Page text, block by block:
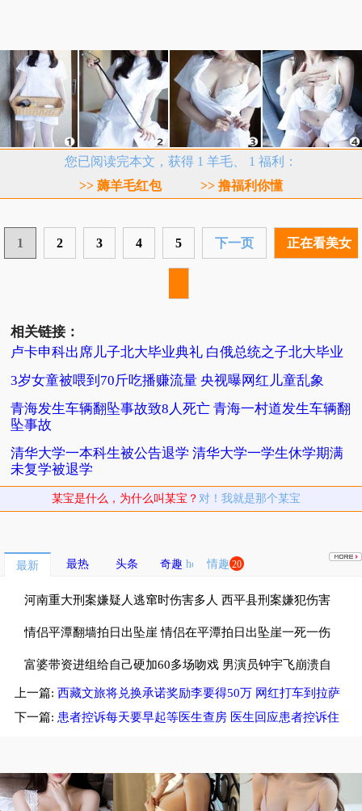
您已阅读完本文，获得 1 羊毛、 1 福利：
>> 薅羊毛红包
>> 撸福利你懂
1 2 3 4 5 下一页 正在看美女
相关链接：
卢卡申科出席儿子北大毕业典礼 白俄总统之子北大毕业
3岁女童被喂到70斤吃播赚流量 央视曝网红儿童乱象
青海发生车辆翻坠事故致8人死亡 青海一村道发生车辆翻
坠事故
清华大学一本科生被公告退学 清华大学一学生休学期满
未复学被退学
某宝是什么，为什么叫某宝？ 对！我就是那个某宝
最新 最热 头条 奇趣 情趣 20
河南重大刑案嫌疑人逃窜时伤害多人 西平县刑案嫌犯伤害
多名无辜群众
情侣平潭翻墙拍日出坠崖 情侣在平潭拍日出坠崖一死一伤
富婆带资进组给自己硬加60多场吻戏 男演员钟宇飞崩溃自
曝遇富婆加吻戏
上一篇: 西藏文旅将兑换承诺奖励李要得50万 网红打车到拉萨
视频爆火被奖励50万
下一篇: 患者控诉每天要早起等医生查房 医生回应患者控诉住